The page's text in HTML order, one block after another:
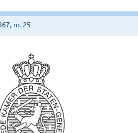
nr. 25